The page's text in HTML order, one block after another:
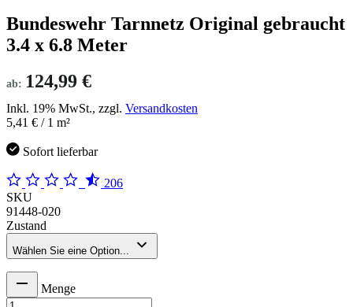
Bundeswehr Tarnnetz Original gebraucht
3.4 x 6.8 Meter
ab: 124,99 €
Inkl. 19% MwSt., zzgl. Versandkosten
5,41 € / 1 m²
Sofort lieferbar
206
SKU
91448-020
Zustand
Wählen Sie eine Option...
Menge